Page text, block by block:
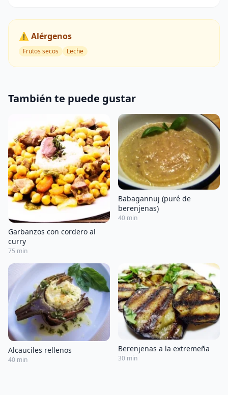
⚠️ Alérgenos
Frutos secos Leche
También te puede gustar
Garbanzos con cordero al
curry
75 min
Babagannuj (puré de
berenjenas)
40 min
Alcauciles rellenos
40 min
Berenjenas a la extremeña
30 min